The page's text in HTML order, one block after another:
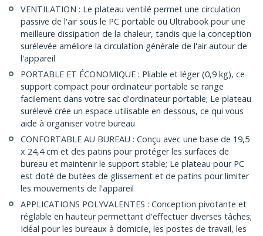
VENTILATION : Le plateau ventilé permet une circulation
passive de l'air sous le PC portable ou Ultrabook pour une
meilleure dissipation de la chaleur, tandis que la conception
surélevée améliore la circulation générale de l'air autour de
l'appareil
PORTABLE ET ÉCONOMIQUE : Pliable et léger (0,9 kg), ce
support compact pour ordinateur portable se range
facilement dans votre sac d'ordinateur portable; Le plateau
surélevé crée un espace utilisable en dessous, ce qui vous
aide à organiser votre bureau
CONFORTABLE AU BUREAU : Conçu avec une base de 19,5
x 24,4 cm et des patins pour protéger les surfaces de
bureau et maintenir le support stable; Le plateau pour PC
est doté de butées de glissement et de patins pour limiter
les mouvements de l'appareil
APPLICATIONS POLYVALENTES : Conception pivotante et
réglable en hauteur permettant d'effectuer diverses tâches;
Idéal pour les bureaux à domicile, les postes de travail, les